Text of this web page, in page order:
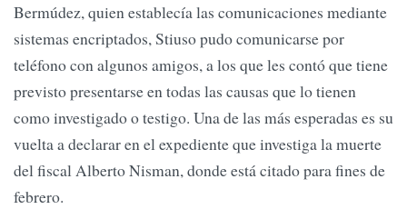
Bermúdez, quien establecía las comunicaciones mediante
sistemas encriptados, Stiuso pudo comunicarse por
teléfono con algunos amigos, a los que les contó que tiene
previsto presentarse en todas las causas que lo tienen
como investigado o testigo. Una de las más esperadas es su
vuelta a declarar en el expediente que investiga la muerte
del fiscal Alberto Nisman, donde está citado para fines de
febrero.